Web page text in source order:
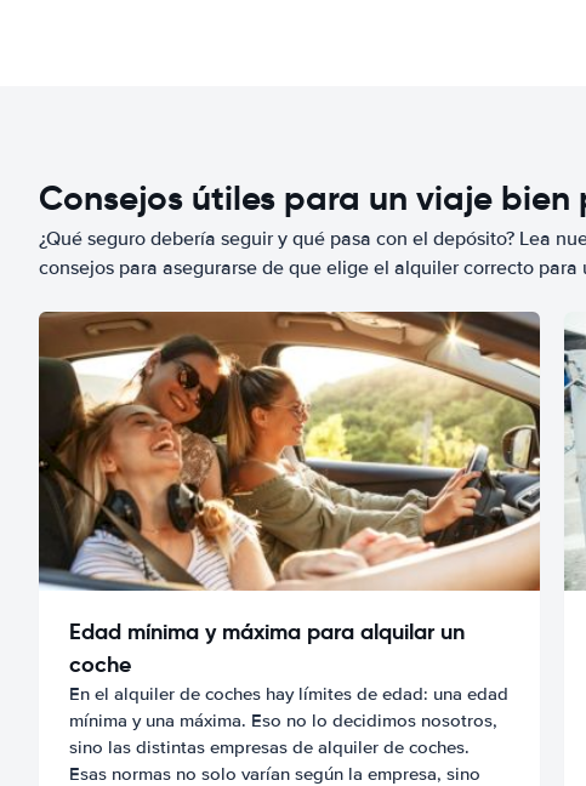
Consejos útiles para un viaje
¿Qué seguro debería seguir y qué pasa con el depósito? Lea
consejos para asegurarse de que elige el alquiler correcto para
Edad mínima y máxima para alquilar un
coche
En el alquiler de coches hay límites de edad: una edad
mínima y una máxima. Eso no lo decidimos nosotros,
sino las distintas empresas de alquiler de coches.
Esas normas no solo varían según la empresa, sino